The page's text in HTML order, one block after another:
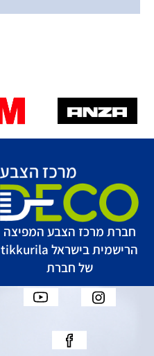
חברת מרכז הצבע המפיצה
הרישמית בישראל tikkurila
של חברת